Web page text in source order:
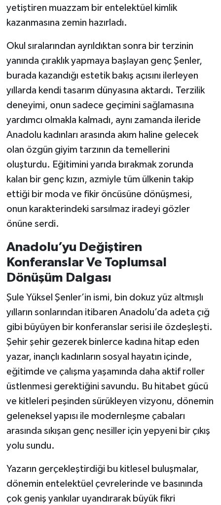
yetiştiren muazzam bir entelektüel kimlik
kazanmasına zemin hazırladı.
Okul sıralarından ayrıldıktan sonra bir terzinin
yanında çıraklık yapmaya başlayan genç Şenler,
burada kazandığı estetik bakış açısını ilerleyen
yıllarda kendi tasarım dünyasına aktardı. Terzilik
deneyimi, onun sadece geçimini sağlamasına
yardımcı olmakla kalmadı, aynı zamanda ileride
Anadolu kadınları arasında akım haline gelecek
olan özgün giyim tarzının da temellerini
oluşturdu. Eğitimini yarıda bırakmak zorunda
kalan bir genç kızın, azmiyle tüm ülkenin takip
ettiği bir moda ve fikir öncüsüne dönüşmesi,
onun karakterindeki sarsılmaz iradeyi gözler
önüne serdi.
Anadolu’yu Değiştiren
Konferanslar Ve Toplumsal
Dönüşüm Dalgası
Şule Yüksel Şenler’in ismi, bin dokuz yüz altmışlı
yılların sonlarından itibaren Anadolu’da adeta çığ
gibi büyüyen bir konferanslar serisi ile özdeşleşti.
Şehir şehir gezerek binlerce kadına hitap eden
yazar, inançlı kadınların sosyal hayatın içinde,
eğitimde ve çalışma yaşamında daha aktif roller
üstlenmesi gerektiğini savundu. Bu hitabet gücü
ve kitleleri peşinden sürükleyen vizyonu, dönemin
geleneksel yapısı ile modernleşme çabaları
arasında sıkışan genç nesiller için yepyeni bir çıkış
yolu sundu.
Yazarın gerçekleştirdiği bu kitlesel buluşmalar,
dönemin entelektüel çevrelerinde ve basınında
çok geniş yankılar uyandırarak büyük fikri